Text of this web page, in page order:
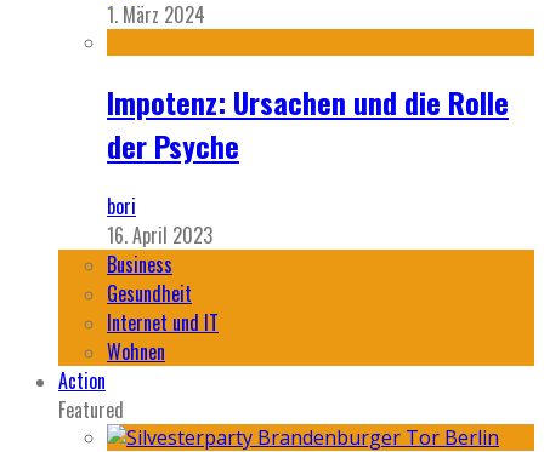
1. März 2024
Impotenz: Ursachen und die Rolle
der Psyche
bori
16. April 2023
Business
Gesundheit
Internet und IT
Wohnen
Action
Featured